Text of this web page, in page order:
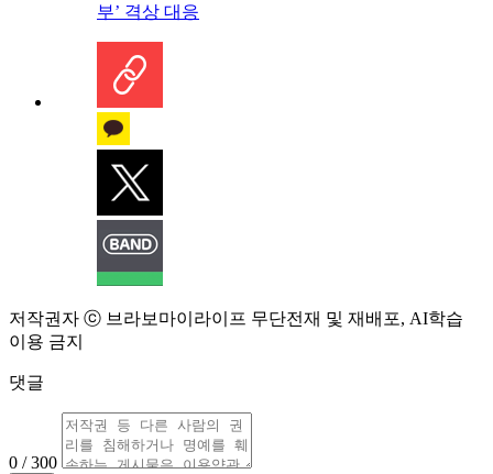
부’ 격상 대응
저작권자 ⓒ 브라보마이라이프 무단전재 및 재배포, AI학습
이용 금지
댓글
0 / 300